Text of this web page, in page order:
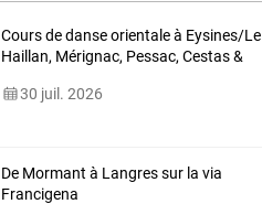
Cours de danse orientale à Eysines/Le
Haillan, Mérignac, Pessac, Cestas &
30 juil. 2026
De Mormant à Langres sur la via
Francigena